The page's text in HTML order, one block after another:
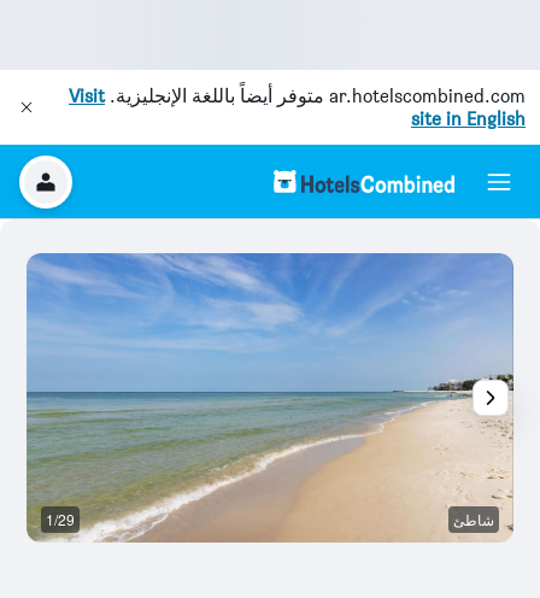
ar.hotelscombined.com متوفر أيضاً باللغة الإنجليزية.Visit
site in English
شاطئ 1/29